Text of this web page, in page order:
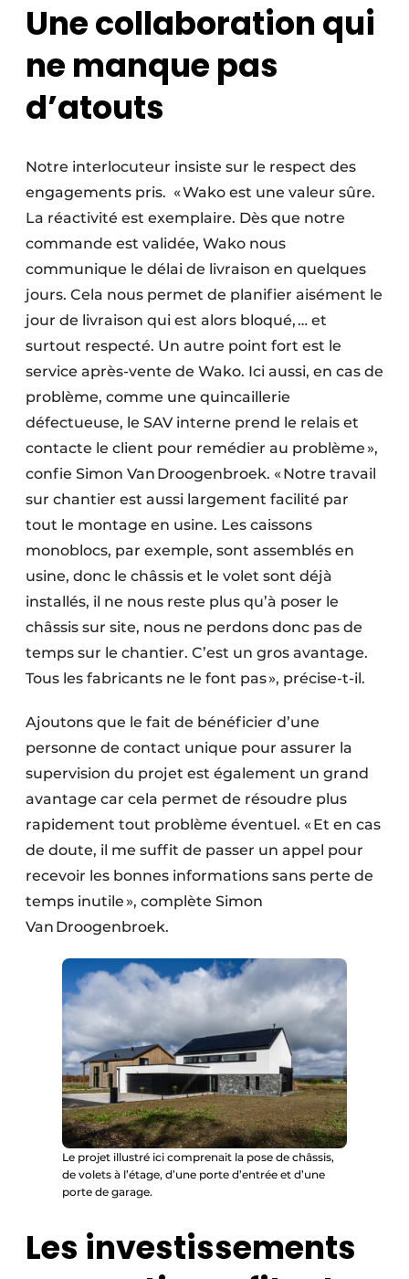
Une collaboration qui
ne manque pas
d’atouts
Notre interlocuteur insiste sur le respect des
engagements pris. « Wako est une valeur sûre.
La réactivité est exemplaire. Dès que notre
commande est validée, Wako nous
communique le délai de livraison en quelques
jours. Cela nous permet de planifier aisément le
jour de livraison qui est alors bloqué, … et
surtout respecté. Un autre point fort est le
service après-vente de Wako. Ici aussi, en cas de
problème, comme une quincaillerie
défectueuse, le SAV interne prend le relais et
contacte le client pour remédier au problème »,
confie Simon Van Droogenbroek. « Notre travail
sur chantier est aussi largement facilité par
tout le montage en usine. Les caissons
monoblocs, par exemple, sont assemblés en
usine, donc le châssis et le volet sont déjà
installés, il ne nous reste plus qu’à poser le
châssis sur site, nous ne perdons donc pas de
temps sur le chantier. C’est un gros avantage.
Tous les fabricants ne le font pas », précise-t-il.
Ajoutons que le fait de bénéficier d’une
personne de contact unique pour assurer la
supervision du projet est également un grand
avantage car cela permet de résoudre plus
rapidement tout problème éventuel. « Et en cas
de doute, il me suffit de passer un appel pour
recevoir les bonnes informations sans perte de
temps inutile », complète Simon
Van Droogenbroek.
Le projet illustré ici comprenait la pose de châssis,
de volets à l’étage, d’une porte d’entrée et d’une
porte de garage.
Les investissements